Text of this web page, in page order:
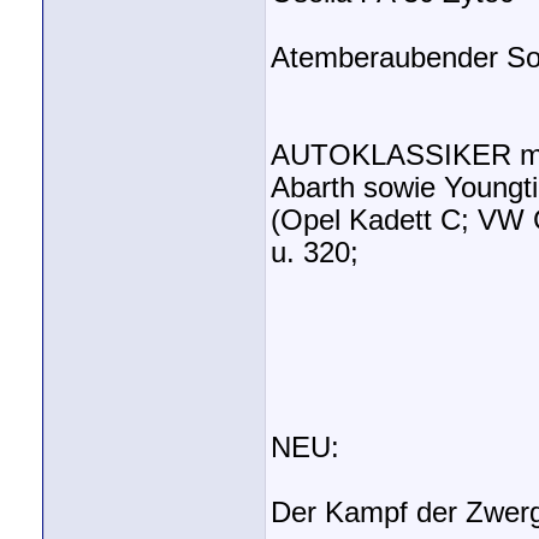
Atemberaubender
AUTOKLASSIKER
Abarth sowie
(Opel Kadett C; VW
u. 320;
NEU:
Der Kampf der